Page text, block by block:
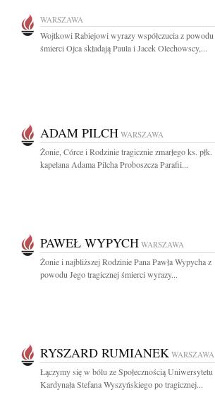
WARSZAWA
Wojtkowi Rabiejowi wyrazy współczucia z powodu
śmierci Ojca składają Paula i Jacek Olechowscy,...
ADAM PILCH WARSZAWA
Żonie, Córce i Rodzinie tragicznie zmarłego ks. płk.
kapelana Adama Pilcha Proboszcza Parafii...
PAWEŁ WYPYCH WARSZAWA
Żonie i najbliższej Rodzinie Pana Pawła Wypycha z
powodu Jego tragicznej śmierci wyrazy...
RYSZARD RUMIANEK WARSZAWA
Łączymy się w bólu ze Społecznością Uniwersytetu
Kardynała Stefana Wyszyńskiego po tragicznej...